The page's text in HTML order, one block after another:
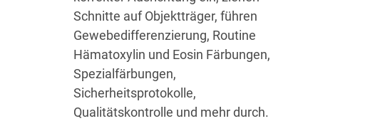
Schnitte auf Objektträger, führen
Gewebedifferenzierung, Routine
Hämatoxylin und Eosin Färbungen,
Spezialfärbungen,
Sicherheitsprotokolle,
Qualitätskontrolle und mehr durch.